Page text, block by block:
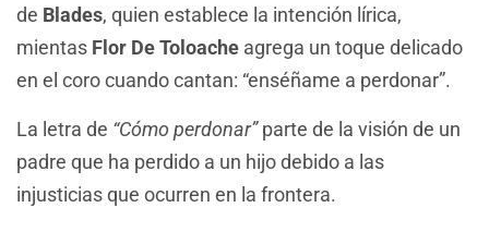
de Blades, quien establece la intención lírica,
mientas Flor De Toloache agrega un toque delicado
en el coro cuando cantan: “enséñame a perdonar”.
La letra de “Cómo perdonar”parte de la visión de un
padre que ha perdido a un hijo debido a las
injusticias que ocurren en la frontera.